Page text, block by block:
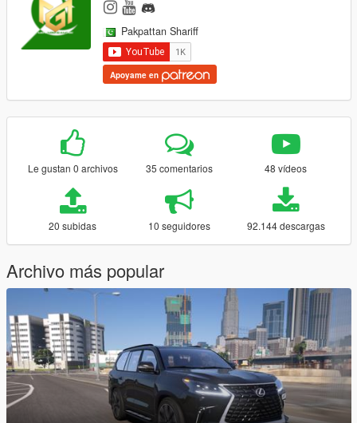
Pakpattan Shariff
Apoyame en
Le gustan 0 archivos 35 comentarios 48 vídeos
20 subidas 10 seguidores 92.144 descargas
Archivo más popular